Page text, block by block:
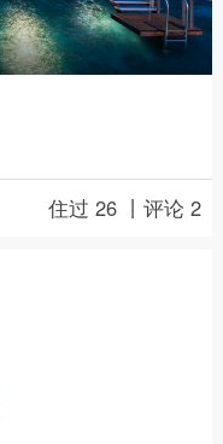
住过 26 丨评论 2